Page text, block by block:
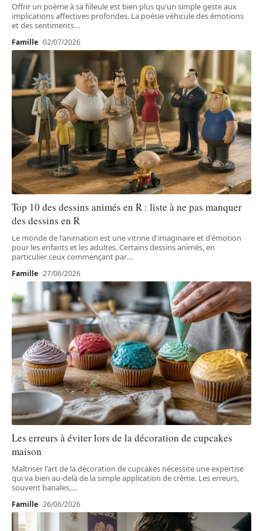
Offrir un poème à sa filleule est bien plus qu'un simple geste aux
implications affectives profondes. La poésie véhicule des émotions
et des sentiments…
Famille 02/07/2026
Top 10 des dessins animés en R : liste à ne pas manquer
des dessins en R
Le monde de l'animation est une vitrine d'imaginaire et d'émotion
pour les enfants et les adultes. Certains dessins animés, en
particulier ceux commençant par…
Famille 27/06/2026
Les erreurs à éviter lors de la décoration de cupcakes
maison
Maîtriser l'art de la décoration de cupcakes nécessite une expertise
qui va bien au-delà de la simple application de crème. Les erreurs,
souvent banales,…
Famille 26/06/2026